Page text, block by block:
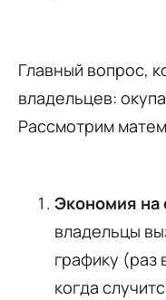
Главный вопрос,
владельцев:
Рассмотрим
Экономия на
владельцы
графику (раз
когда